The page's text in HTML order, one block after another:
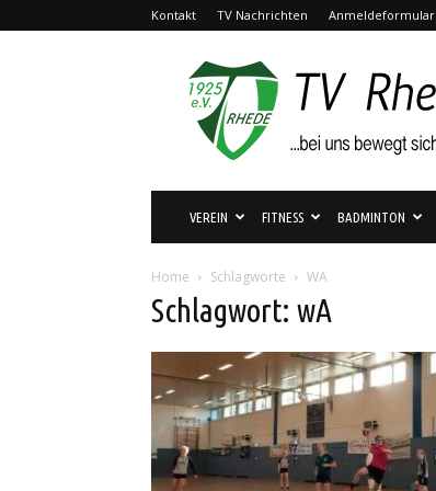
Kontakt TV Nachrichten Anmeldeformular
TV
Rhede
1925
e.V.
VEREIN FITNESS BADMINTON
Home Schlagworte WA
Schlagwort: wA